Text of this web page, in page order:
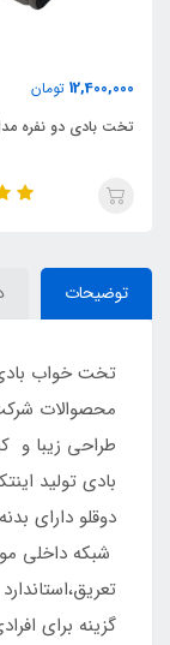
12,400,000 تومان
تخت بادی دو نفره
توضیحات
تخت خواب بادی
طراحی زیبا و
بادی تولید
دوقلو دارای
شبکه داخلی
گزینه برای